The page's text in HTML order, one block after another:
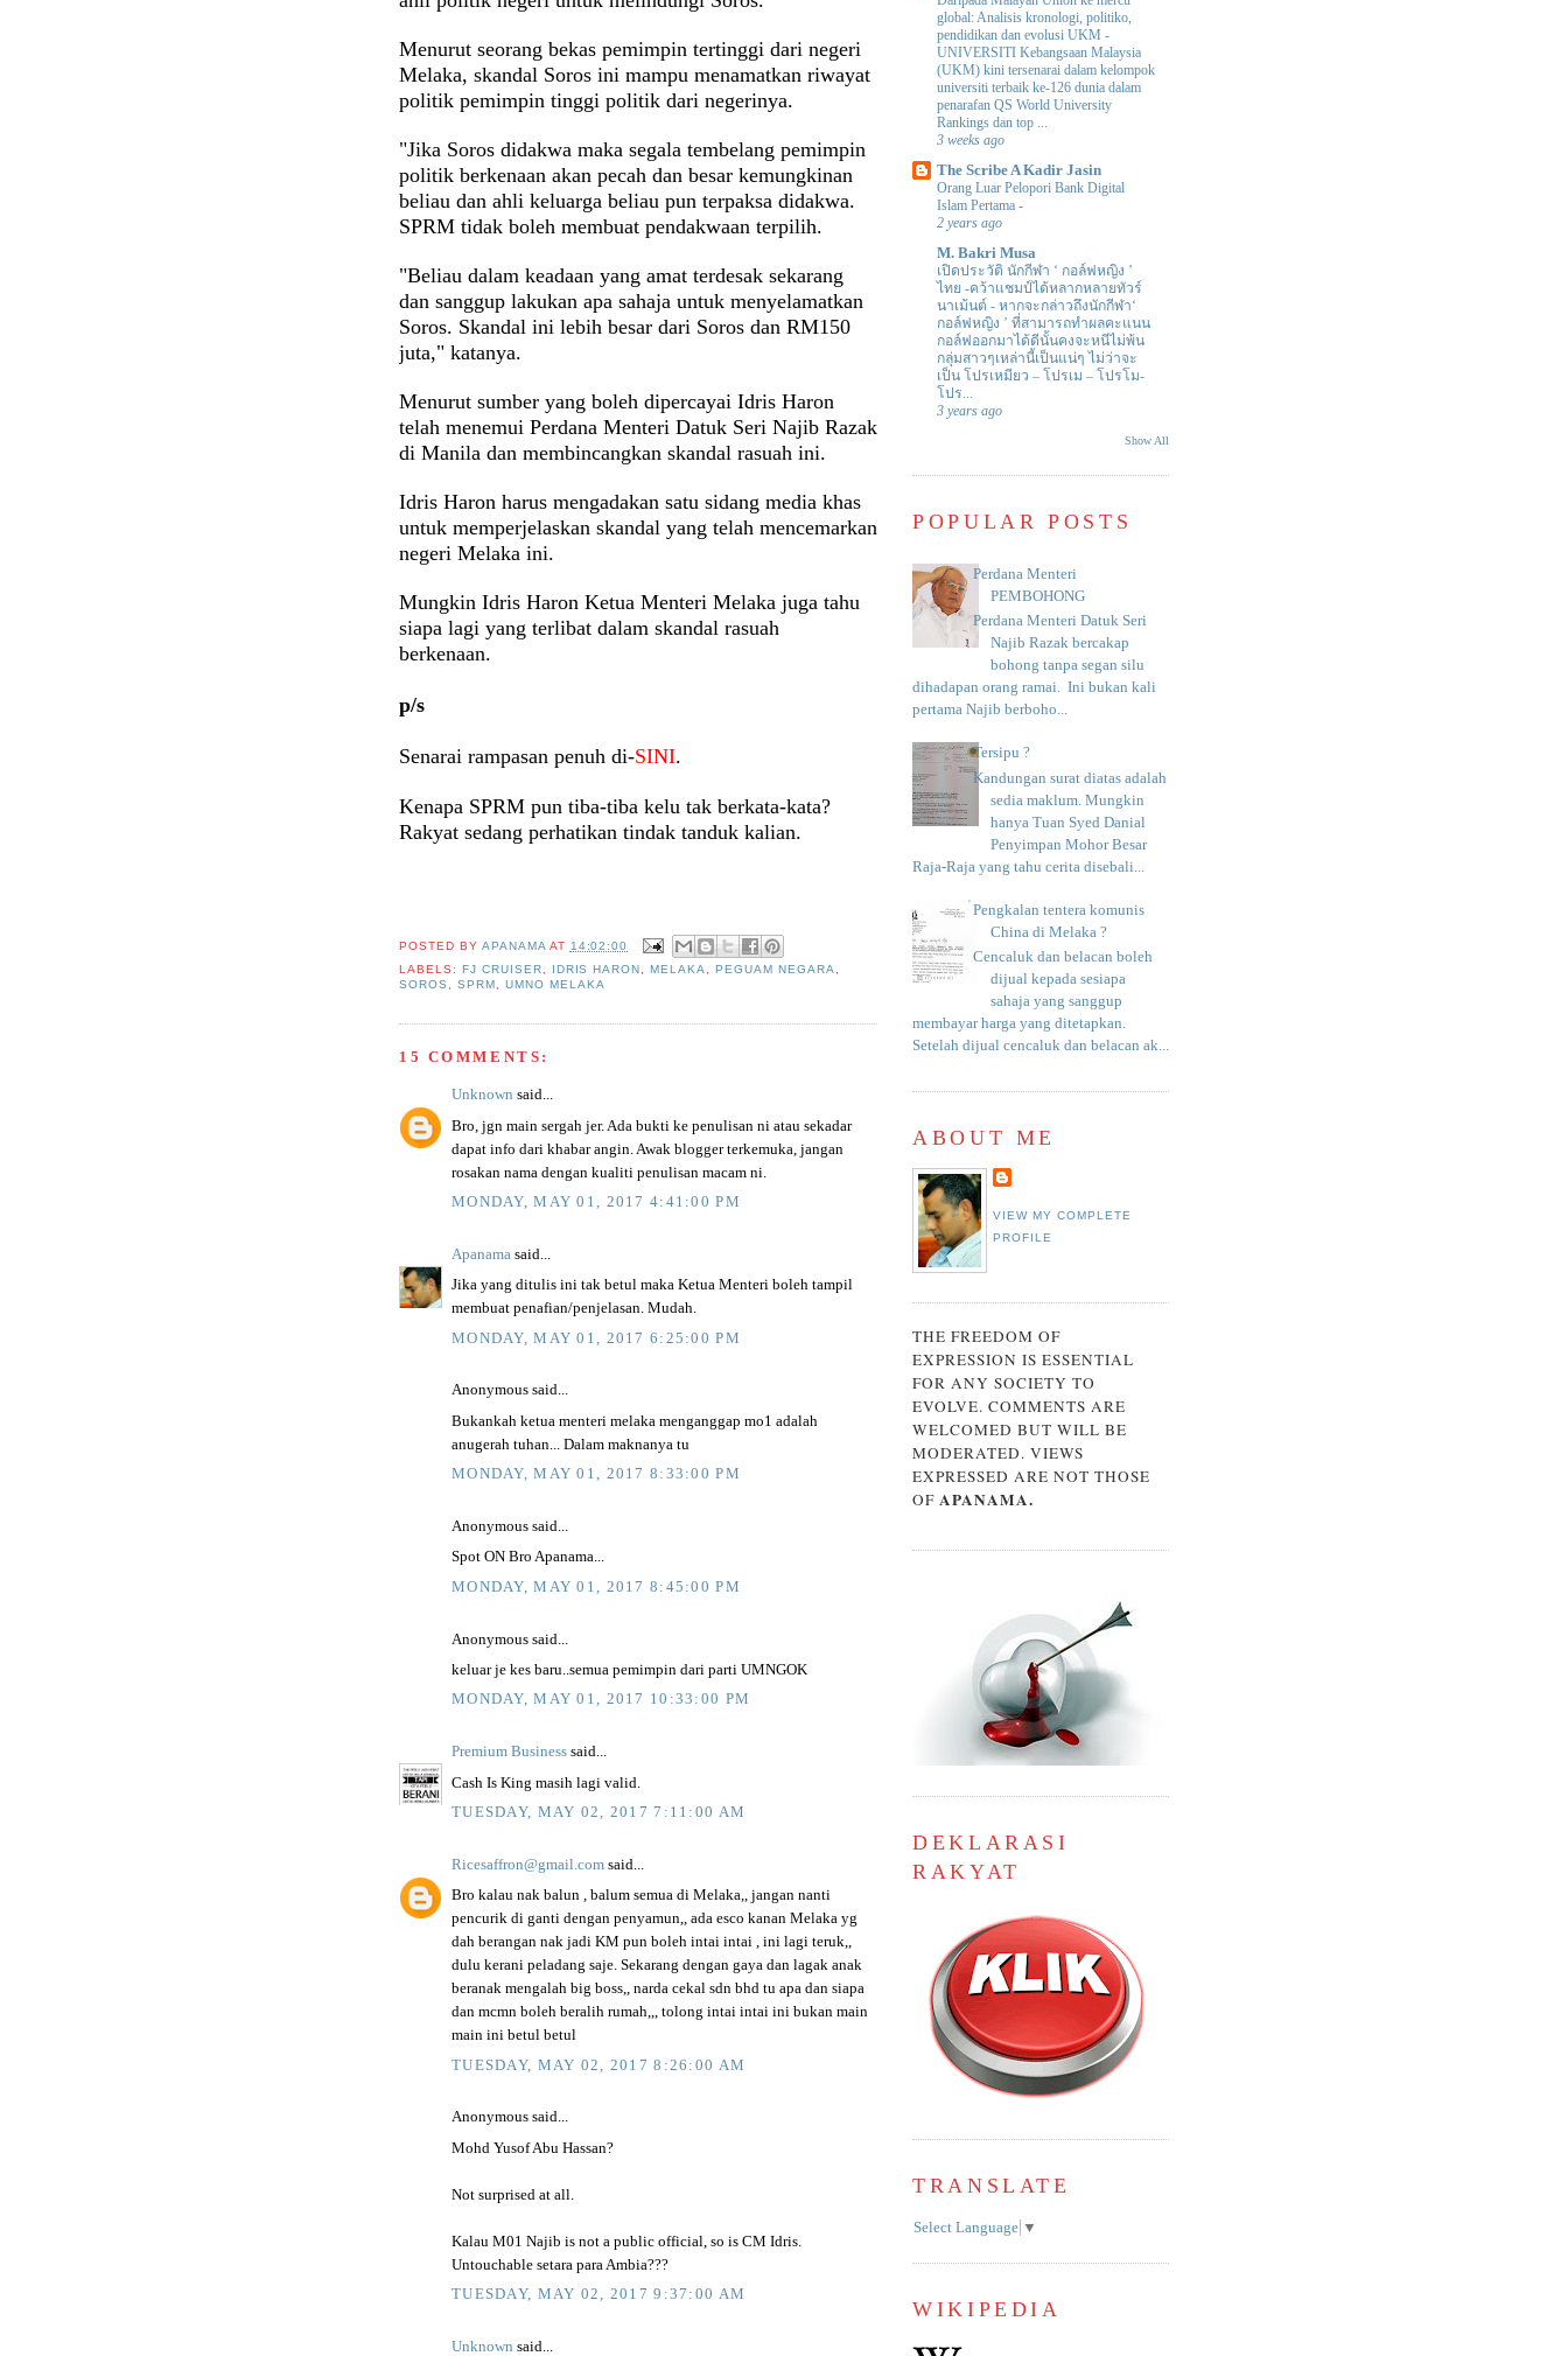
Menurut seorang bekas pemimpin tertinggi dari negeri
Melaka, skandal Soros ini mampu menamatkan riwayat
politik pemimpin tinggi politik dari negerinya.
"Jika Soros didakwa maka segala tembelang pemimpin
politik berkenaan akan pecah dan besar kemungkinan
beliau dan ahli keluarga beliau pun terpaksa didakwa.
SPRM tidak boleh membuat pendakwaan terpilih.
"Beliau dalam keadaan yang amat terdesak sekarang
dan sanggup lakukan apa sahaja untuk menyelamatkan
Soros. Skandal ini lebih besar dari Soros dan RM150
juta," katanya.
Menurut sumber yang boleh dipercayai Idris Haron
telah menemui Perdana Menteri Datuk Seri Najib Razak
di Manila dan membincangkan skandal rasuah ini.
Idris Haron harus mengadakan satu sidang media khas
untuk memperjelaskan skandal yang telah mencemarkan
negeri Melaka ini.
Mungkin Idris Haron Ketua Menteri Melaka juga tahu
siapa lagi yang terlibat dalam skandal rasuah
berkenaan.
p/s
Senarai rampasan penuh di-SINI.
Kenapa SPRM pun tiba-tiba kelu tak berkata-kata?
Rakyat sedang perhatikan tindak tanduk kalian.
POSTED BY APANAMA AT 14:02:00
LABELS:
FJ CRUISER, IDRIS HARON , MELAKA, PEGUAM NEGARA,
SOROS , SPRM , UMNO MELAKA
15 COMMENTS:
Unknown said...
Bro, jgn main sergah jer. Ada bukti ke penulisan ni atau sekadar
dapat info dari khabar angin. Awak blogger terkemuka, jangan
rosakan nama dengan kualiti penulisan macam ni.
MONDAY, MAY 01, 2017 4:41:00 PM
Apanama said...
Jika yang ditulis ini tak betul maka Ketua Menteri boleh tampil
membuat penafian/penjelasan. Mudah.
MONDAY, MAY 01, 2017 6:25:00 PM
Anonymous said...
Bukankah ketua menteri melaka menganggap mo1 adalah
anugerah tuhan... Dalam maknanya tu
MONDAY, MAY 01, 2017 8:33:00 PM
Anonymous said...
Spot ON Bro Apanama...
MONDAY, MAY 01, 2017 8:45:00 PM
Anonymous said...
keluar je kes baru..semua pemimpin dari parti UMNGOK
MONDAY, MAY 01, 2017 10:33:00 PM
Premium Business said...
Cash Is King masih lagi valid.
TUESDAY, MAY 02, 2017 7:11:00 AM
Ricesaffron@gmail.com said...
Bro kalau nak balun , balum semua di Melaka,, jangan nanti
pencurik di ganti dengan penyamun,, ada esco kanan Melaka yg
dah berangan nak jadi KM pun boleh intai intai , ini lagi teruk,,
dulu kerani peladang saje. Sekarang dengan gaya dan lagak anak
beranak mengalah big boss,, narda cekal sdn bhd tu apa dan siapa
dan mcmn boleh beralih rumah,,, tolong intai intai ini bukan main
main ini betul betul
TUESDAY, MAY 02, 2017 8:26:00 AM
Anonymous said...
Mohd Yusof Abu Hassan?
Not surprised at all.
Kalau M01 Najib is not a public official, so is CM Idris.
Untouchable setara para Ambia???
TUESDAY, MAY 02, 2017 9:37:00 AM
Unknown said...
global: Analisis kronologi, politiko,
pendidikan dan evolusi UKM -
UNIVERSITI Kebangsaan Malaysia
(UKM) kini tersenarai dalam kelompok
universiti terbaik ke-126 dunia dalam
penarafan QS World University
Rankings dan top ...
3 weeks ago
The Scribe A Kadir Jasin
Orang Luar Pelopori Bank Digital
Islam Pertama -
2 years ago
M. Bakri Musa
เปิดประวัติ นักกีฬา ‘ กอล์ฟหญิง ’
ไทย -คว้าแชมป์ได้หลากหลายทัวร์
นาเม้นต์ - หากจะกล่าวถึงนักกีฬา‘
กอล์ฟหญิง ’ ที่สามารถทำผลคะแนน
กอล์ฟออกมาได้ดีนั้นคงจะหนีไม่พ้น
กลุ่มสาวๆเหล่านี้เป็นแน่ๆ ไม่ว่าจะ
เป็น โปรเหมียว – โปรเม – โปรโม-
โปร...
3 years ago
Show All
POPULAR POSTS
Perdana Menteri
PEMBOHONG
Perdana Menteri Datuk Seri
Najib Razak bercakap
bohong tanpa segan silu
dihadapan orang ramai. Ini bukan kali
pertama Najib berboho...
Tersipu ?
Kandungan surat diatas adalah
sedia maklum. Mungkin
hanya Tuan Syed Danial
Penyimpan Mohor Besar
Raja-Raja yang tahu cerita disebali...
Pengkalan tentera komunis
China di Melaka ?
Cencaluk dan belacan boleh
dijual kepada sesiapa
sahaja yang sanggup
membayar harga yang ditetapkan.
Setelah dijual cencaluk dan belacan ak...
ABOUT ME
VIEW MY COMPLETE
PROFILE
THE FREEDOM OF
EXPRESSION IS ESSENTIAL
FOR ANY SOCIETY TO
EVOLVE. COMMENTS ARE
WELCOMED BUT WILL BE
MODERATED. VIEWS
EXPRESSED ARE NOT THOSE
OF APANAMA.
DEKLARASI
RAKYAT
TRANSLATE
Select Language ▼
WIKIPEDIA